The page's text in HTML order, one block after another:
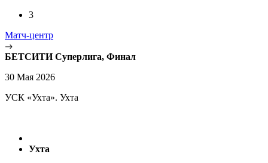
3
Матч-центр
БЕТСИТИ Суперлига, Финал
30 Мая 2026
УСК «Ухта». Ухта
Ухта